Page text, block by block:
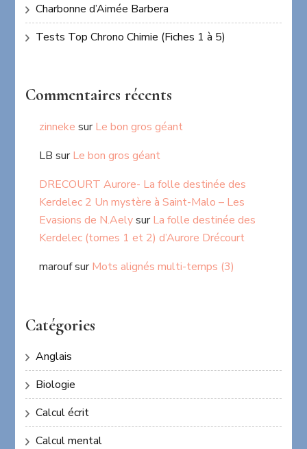
Charbonne d’Aimée Barbera
Tests Top Chrono Chimie (Fiches 1 à 5)
Commentaires récents
zinneke surLe bon gros géant
LB surLe bon gros géant
DRECOURT Aurore- La folle destinée des
Kerdelec 2 Un mystère à Saint-Malo – Les
Evasions de N.AelysurLa folle destinée des
Kerdelec (tomes 1 et 2) d’Aurore Drécourt
maroufsurMots alignés multi-temps (3)
Catégories
Anglais
Biologie
Calcul écrit
Calcul mental